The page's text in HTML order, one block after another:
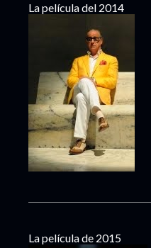
La película del 2014
La película de 2015